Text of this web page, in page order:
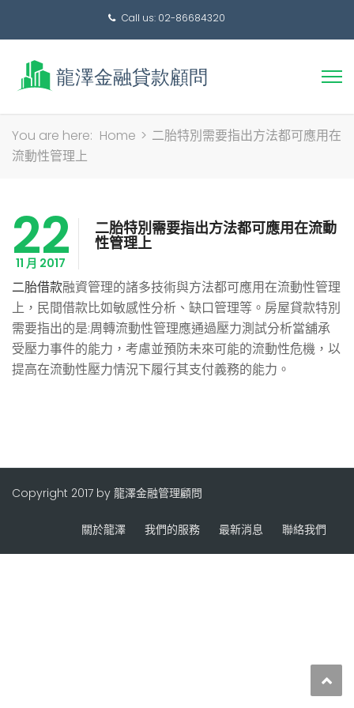
Call us: 02-86684320
搜
You are here: Home > 二胎特別需要指出方法都可應用在
流動性管理上
22
11 月 2017
二胎特別需要指出方法都可應用在流動
性管理上
二胎借款融資管理的諸多技術與方法都可應用在流動性管理
上，民間借款比如敏感性分析、缺口管理等。房屋貸款特別
需要指出的是:周轉流動性管理應通過壓力測試分析當舖承
受壓力事件的能力，考慮並預防未來可能的流動性危機，以
提高在流動性壓力情況下履行其支付義務的能力。
Copyright 2017 by 龍澤金融管理顧問
關於龍澤 我們的服務 最新消息 聯絡我們